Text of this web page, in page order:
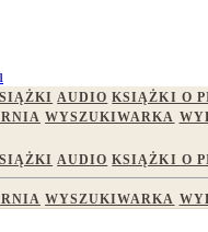
AUDIO KSIĄŻKI O
WYSZUKIWARKA
AUDIO KSIĄŻKI O
WYSZUKIWARKA